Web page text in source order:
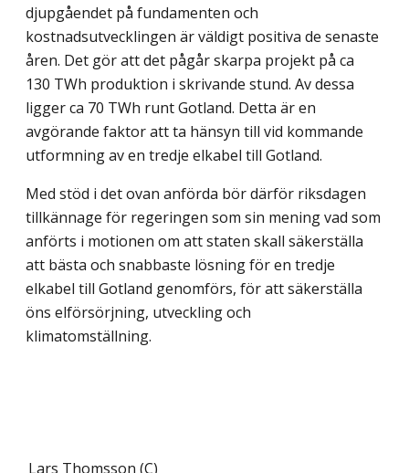
djupgåendet på fundamenten och
kostnadsutvecklingen är väldigt positiva de senaste
åren. Det gör att det pågår skarpa projekt på ca
130 TWh produktion i skrivande stund. Av dessa
ligger ca 70 TWh runt Gotland. Detta är en
avgörande faktor att ta hänsyn till vid kommande
utformning av en tredje elkabel till Gotland.
Med stöd i det ovan anförda bör därför riksdagen
tillkännage för regeringen som sin mening vad som
anförts i motionen om att staten skall säkerställa
att bästa och snabbaste lösning för en tredje
elkabel till Gotland genomförs, för att säkerställa
öns elförsörjning, utveckling och
klimatomställning.
Lars Thomsson (C)